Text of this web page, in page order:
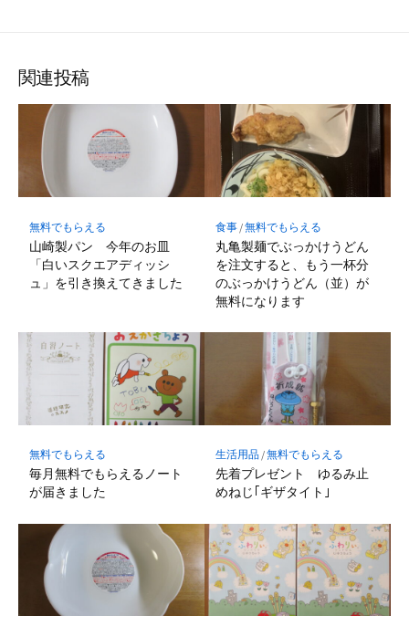
関連投稿
無料でもらえる
山崎製パン 今年のお皿
「白いスクエアディッシ
ュ」を引き換えてきました
食事/無料でもらえる
丸亀製麺でぶっかけうどん
を注文すると、もう一杯分
のぶっかけうどん（並）が
無料になります
無料でもらえる
毎月無料でもらえるノート
が届きました
生活用品/無料でもらえる
先着プレゼント ゆるみ止
めねじ｢ギザタイト｣